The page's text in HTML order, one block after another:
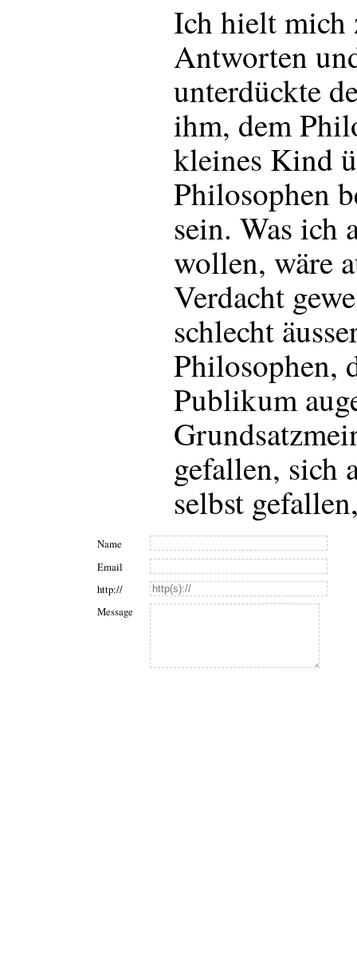
Ich hielt mich
Antworten
unterdückte
ihm, dem
kleines Kind
Philosophen
sein. Was ich
wollen, wäre
Verdacht
schlecht
Philosophen,
Publikum
gefallen, sich
selbst
Name
Email
http://
Message